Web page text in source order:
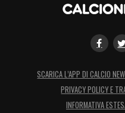
SCARICA L’APP DI CALCIO
PRIVACY POLICY E
INFORMATIVA